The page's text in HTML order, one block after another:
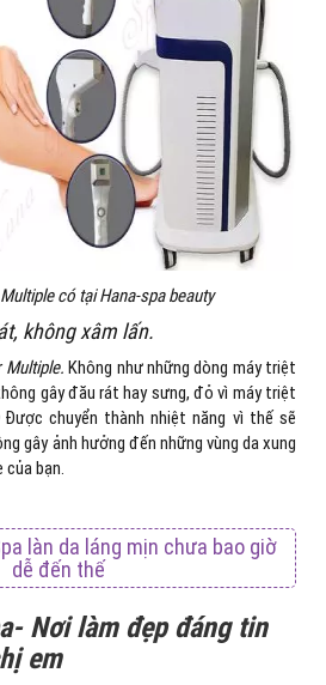
có tại Hana-spa beauty
không xâm lấn.
Multiple.Không như những dòng máy triệt
gây đău rát hay sưng, đỏ vì máy triệt
Được chuyển thành nhiệt năng vì thế sẽ
gây ảnh hưởng đến những vùng da xung
bạn.
làn da láng mịn chưa bao giờ
dễ đến thế
Nơi làm đẹp đáng tin
em